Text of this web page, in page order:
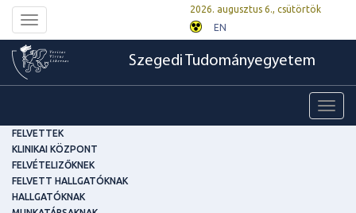
Toggle
navigation
2026. augusztus 6., csütörtök
EN
Szegedi Tudományegyetem
FELVETTEK
KLINIKAI KÖZPONT
FELVÉTELIZŐKNEK
FELVETT HALLGATÓKNAK
HALLGATÓKNAK